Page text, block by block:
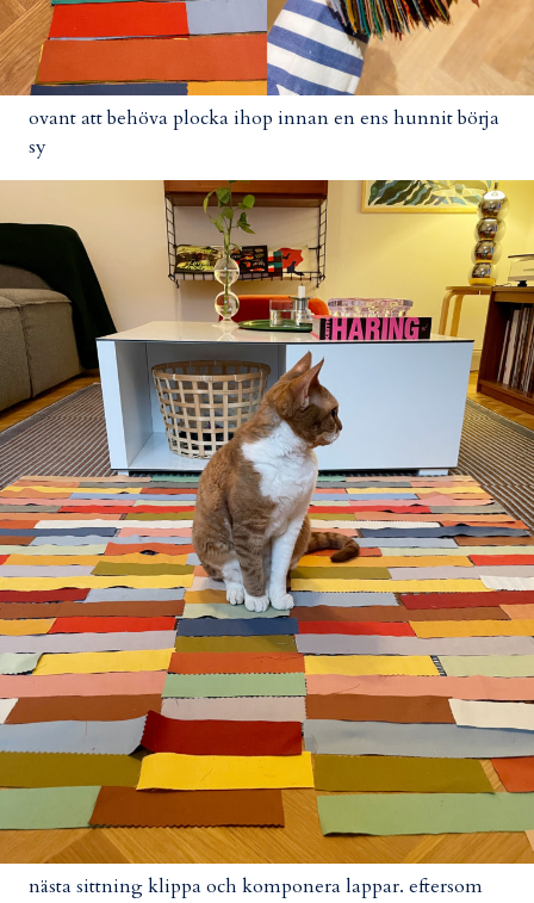
ovant att behöva plocka ihop innan en ens hunnit börja
sy
nästa sittning klippa och komponera lappar. eftersom